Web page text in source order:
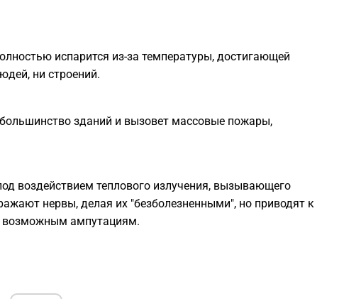
испарится из-за температуры, достигающей
ни строений.
зданий и вызовет массовые пожары,
воздействием теплового излучения, вызывающего
нервы, делая их "безболезненными", но приводят к
возможным ампутациям.